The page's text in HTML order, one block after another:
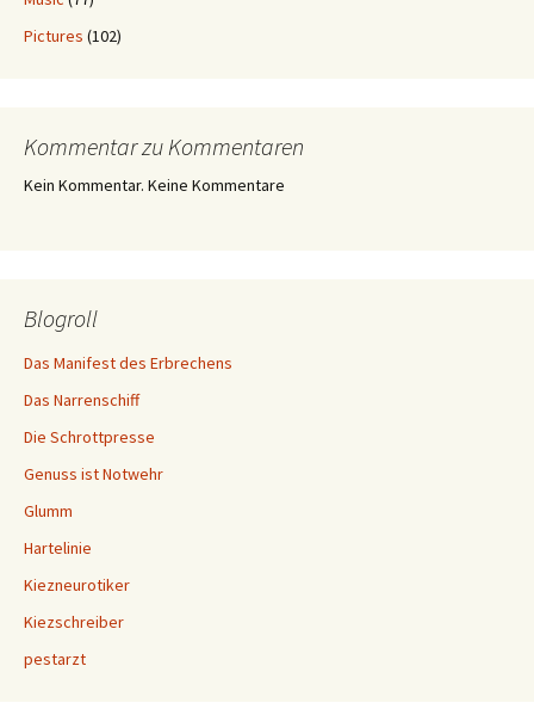
Pictures (102)
Kommentar zu Kommentaren
Kein Kommentar. Keine Kommentare
Blogroll
Das Manifest des Erbrechens
Das Narrenschiff
Die Schrottpresse
Genuss ist Notwehr
Glumm
Hartelinie
Kiezneurotiker
Kiezschreiber
pestarzt